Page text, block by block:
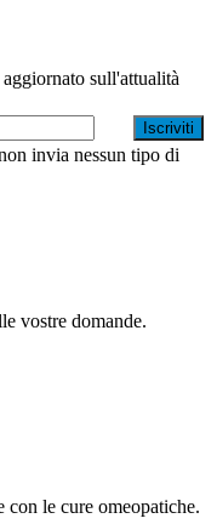
sull'attualità
invia nessun tipo di
vostre domande.
con le cure omeopatiche.